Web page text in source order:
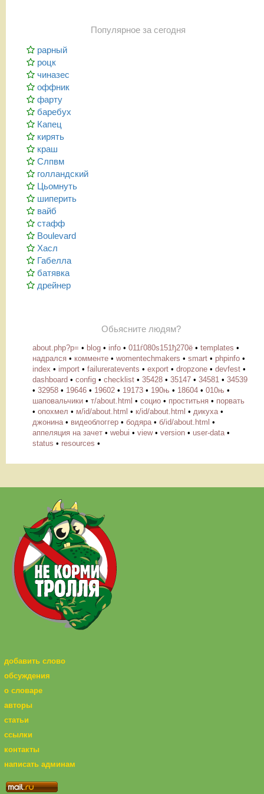
Популярное за сегодня
рарный
роцк
чиназес
оффник
фарту
баребух
Капец
кирять
краш
Слпвм
голландский
Цьомнуть
шиперить
вайб
стафф
Boulevard
Хасл
Габелла
батявка
дрейнер
Обьясните людям?
about.php?p= • blog • info • 011ѓ080ѕ151ђ270ё • templates •
надрался • комменте • womentechmakers • smart • phpinfo •
index • import • failureratevents • export • dropzone • devfest •
dashboard • config • checklist • 35428 • 35147 • 34581 • 34539
• 32958 • 19646 • 19602 • 19173 • 190њ • 18604 • 010њ •
шаповальчики • т/about.html • социо • проститьня • порвать
• опохмел • м/id/about.html • к/id/about.html • дикуха•
джонина• видеоблоггер • бодяра• б/id/about.html •
аппеляция на зачет • webui • view• version • user-data•
status • resources •
добавить слово
обсуждения
о словаре
авторы
статьи
ссылки
контакты
написать админам